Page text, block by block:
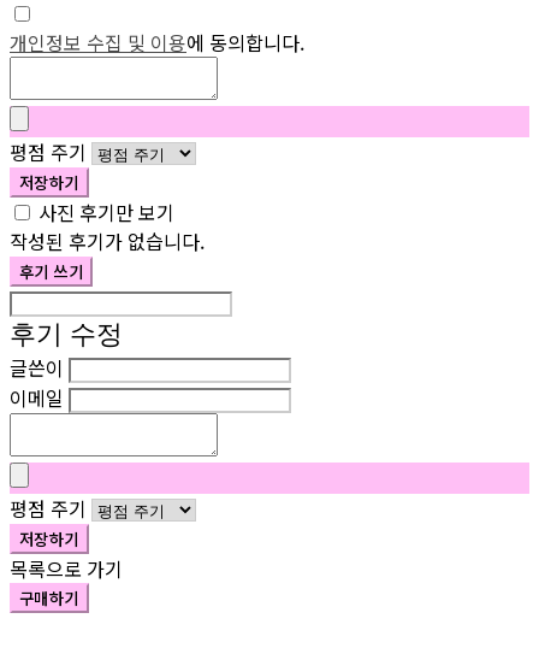
개인정보 수집 및 이용에 동의합니다.
평점 주기
저장하기
사진 후기만 보기
작성된 후기가 없습니다.
후기 쓰기
후기 수정
글쓴이
이메일
평점 주기
저장하기
목록으로 가기
구매하기